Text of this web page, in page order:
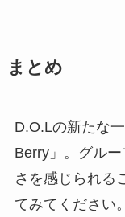
まとめ
D.O.Lの新たな
Berry」。グル
さを感じられる
てみてください